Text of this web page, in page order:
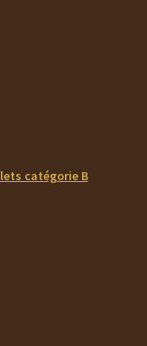
catégorie B